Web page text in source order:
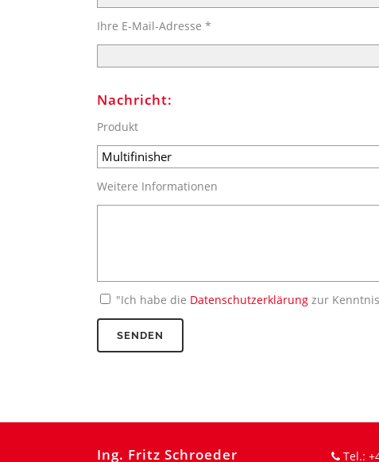
Ihre E-Mail-Adresse *
Nachricht:
Produkt
Weitere Informationen
"Ich habe die Datenschutzerklärung zur
Ing. Fritz Schroeder Tel.: